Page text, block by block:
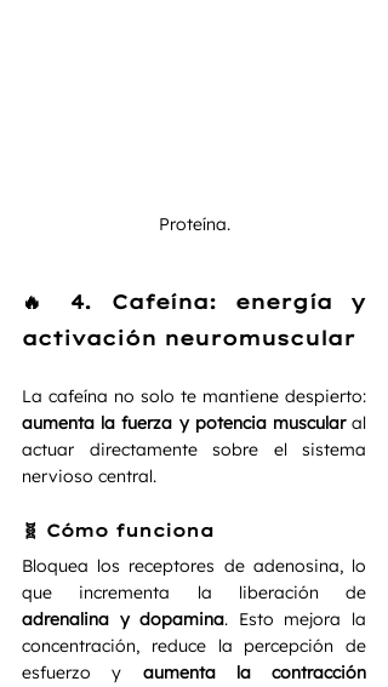
Proteína.
🔥 4. Cafeína: energía y
activación neuromuscular
aumenta la fuerza y potencia muscular al
actuar directamente sobre el sistema
nervioso central.
🧬 Cómo funciona
Bloquea los receptores de adenosina, lo
adrenalina y dopamina. Esto mejora la
concentración, reduce la percepción de
esfuerzo y aumenta la contracción